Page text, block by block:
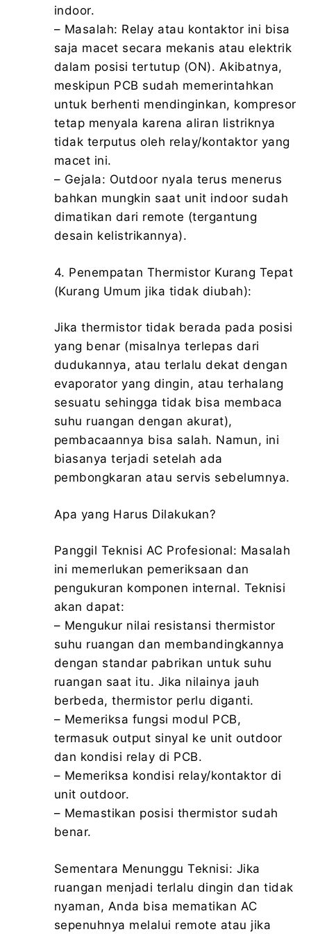
indoor.
– Masalah: Relay atau kontaktor ini bisa
saja macet secara mekanis atau elektrik
dalam posisi tertutup (ON). Akibatnya,
meskipun PCB sudah memerintahkan
untuk berhenti mendinginkan, kompresor
tetap menyala karena aliran listriknya
tidak terputus oleh relay/kontaktor yang
macet ini.
– Gejala: Outdoor nyala terus menerus
bahkan mungkin saat unit indoor sudah
dimatikan dari remote (tergantung
desain kelistrikannya).
4. Penempatan Thermistor Kurang Tepat
(Kurang Umum jika tidak diubah):
Jika thermistor tidak berada pada posisi
yang benar (misalnya terlepas dari
dudukannya, atau terlalu dekat dengan
evaporator yang dingin, atau terhalang
sesuatu sehingga tidak bisa membaca
suhu ruangan dengan akurat),
pembacaannya bisa salah. Namun, ini
biasanya terjadi setelah ada
pembongkaran atau servis sebelumnya.
Apa yang Harus Dilakukan?
Panggil Teknisi AC Profesional: Masalah
ini memerlukan pemeriksaan dan
pengukuran komponen internal. Teknisi
akan dapat:
– Mengukur nilai resistansi thermistor
suhu ruangan dan membandingkannya
dengan standar pabrikan untuk suhu
ruangan saat itu. Jika nilainya jauh
berbeda, thermistor perlu diganti.
– Memeriksa fungsi modul PCB,
termasuk output sinyal ke unit outdoor
dan kondisi relay di PCB.
– Memeriksa kondisi relay/kontaktor di
unit outdoor.
– Memastikan posisi thermistor sudah
benar.
Sementara Menunggu Teknisi: Jika
ruangan menjadi terlalu dingin dan tidak
nyaman, Anda bisa mematikan AC
sepenuhnya melalui remote atau jika